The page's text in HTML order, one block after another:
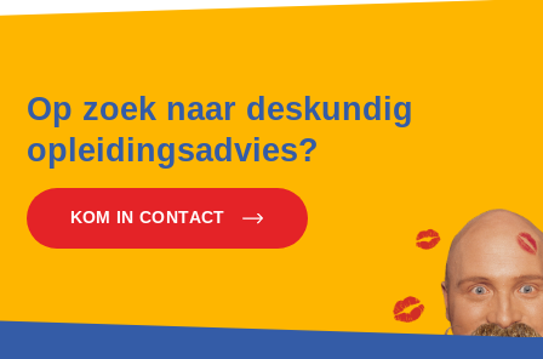
Op zoek naar deskundig
opleidingsadvies?
KOM IN CONTACT